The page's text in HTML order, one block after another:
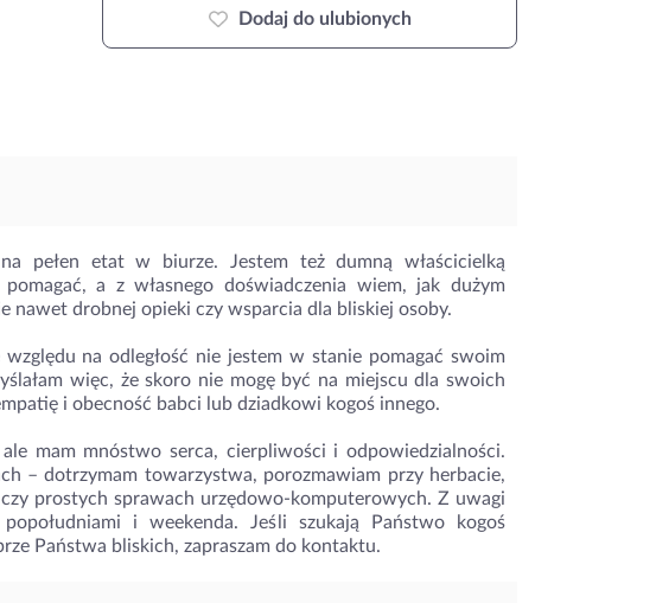
Dodaj do ulubionych
pełen etat w biurze. Jestem też dumną właścicielką
a z własnego doświadczenia wiem, jak dużym
nawet drobnej opieki czy wsparcia dla bliskiej osoby.
na odległość nie jestem w stanie pomagać swoim
więc, że skoro nie mogę być na miejscu dla swoich
i obecność babci lub dziadkowi kogoś innego.
mam mnóstwo serca, cierpliwości i odpowiedzialności.
– dotrzymam towarzystwa, porozmawiam przy herbacie,
prostych sprawach urzędowo-komputerowych. Z uwagi
i weekenda. Jeśli szukają Państwo kogoś
Państwa bliskich, zapraszam do kontaktu.